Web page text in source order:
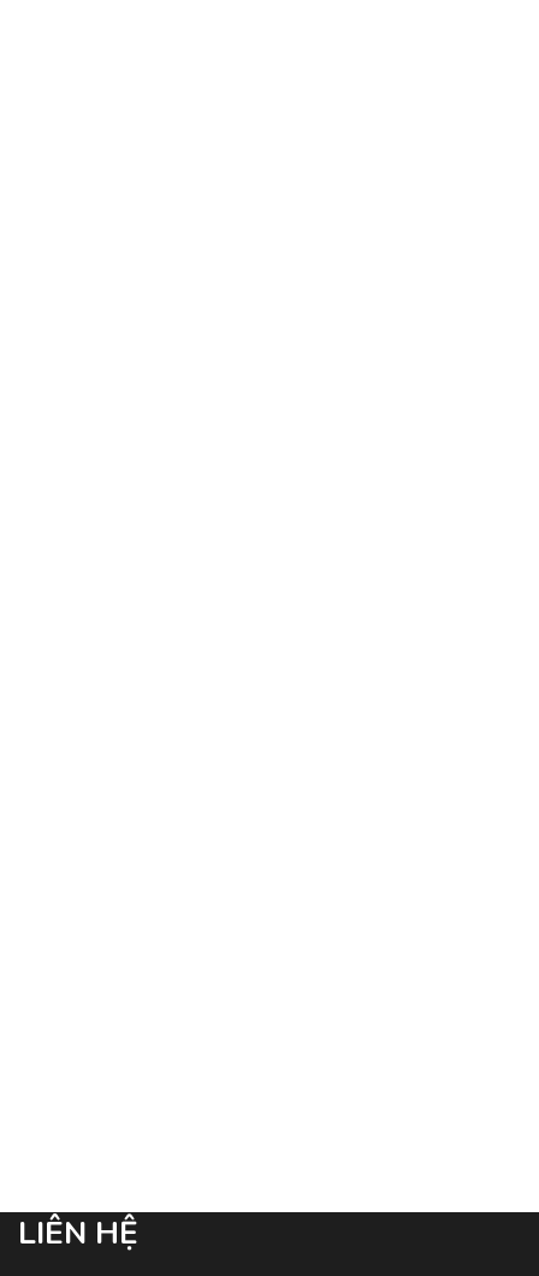
LIÊN HỆ